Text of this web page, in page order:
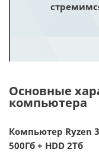
Основные
компьютера
Компьютер Ryzen 3
500Гб + HDD 2Тб